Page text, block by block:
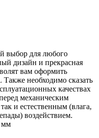
выбор для любого
дизайн и прекрасная
вам оформить
Также необходимо сказать
качествах
механическим
и естественным (влага,
воздействием.
мм